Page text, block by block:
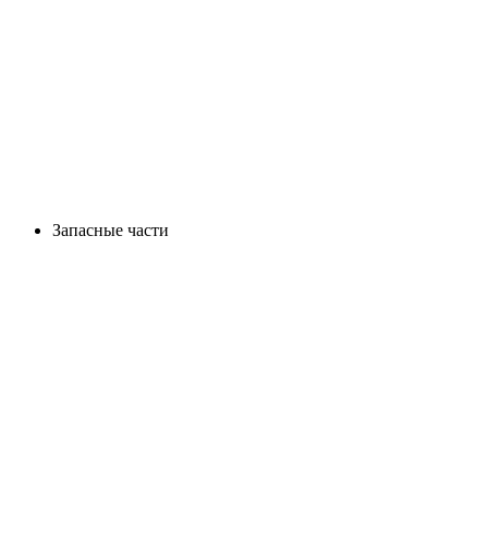
Запасные части